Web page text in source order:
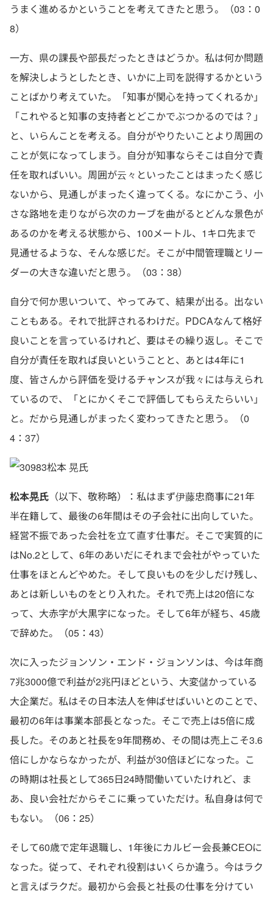
うまく進めるかということを考えてきたと思う。（03：0
8）
一方、県の課長や部長だったときはどうか。私は何か問題
を解決しようとしたとき、いかに上司を説得するかという
ことばかり考えていた。「知事が関心を持ってくれるか」
「これやると知事の支持者とどこかでぶつかるのでは？」
と、いらんことを考える。自分がやりたいことより周囲の
ことが気になってしまう。自分が知事ならそこは自分で責
任を取ればいい。周囲が云々といったことはまったく感じ
ないから、見通しがまったく違ってくる。なにかこう、小
さな路地を走りながら次のカーブを曲がるとどんな景色が
あるのかを考える状態から、100メートル、1キロ先まで
見通せるような、そんな感じだ。そこが中間管理職とリー
ダーの大きな違いだと思う。（03：38）
自分で何か思いついて、やってみて、結果が出る。出ない
こともある。それで批評されるわけだ。PDCAなんて格好
良いことを言っているけれど、要はその繰り返し。そこで
自分が責任を取れば良いということと、あとは4年に1
度、皆さんから評価を受けるチャンスが我々には与えられ
ているので、「とにかくそこで評価してもらえたらいい」
と。だから見通しがまったく変わってきたと思う。（0
4：37）
松本 晃氏
松本晃氏 （以下、敬称略）：私はまず伊藤忠商事に21年
半在籍して、最後の6年間はその子会社に出向していた。
経営不振であった会社を立て直す仕事だ。そこで実質的に
はNo.2として、6年のあいだにそれまで会社がやっていた
仕事をほとんどやめた。そして良いものを少しだけ残し、
あとは新しいものをとり入れた。それで売上は20倍にな
って、大赤字が大黒字になった。そして6年が経ち、45歳
で辞めた。（05：43）
次に入ったジョンソン・エンド・ジョンソンは、今は年商
7兆3000億で利益が2兆円ほどという、大変儲かっている
大企業だ。私はその日本法人を伸ばせばいいとのことで、
最初の6年は事業本部長となった。そこで売上は5倍に成
長した。そのあと社長を9年間務め、その間は売上こそ3.6
倍にしかならなかったが、利益が30倍ほどになった。こ
の時期は社長として365日24時間働いていたけれど、ま
あ、良い会社だからそこに乗っていただけ。私自身は何で
もない。（06：25）
そして60歳で定年退職し、1年後にカルビー会長兼CEOに
なった。従って、それぞれ役割はいくらか違う。今はラク
と言えばラクだ。最初から会長と社長の仕事を分けてい